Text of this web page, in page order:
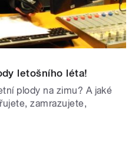
letošního léta!
plody na zimu? A jaké
zamrazujete,